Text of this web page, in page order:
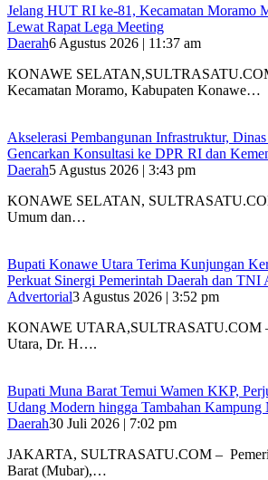
‎Jelang HUT RI ke-81, Kecamatan Moramo
Lewat Rapat Lega Meeting
Daerah6 Agustus 2026 | 11:37 am
KONAWE
Kecamatan Moramo, Kabupaten Konawe…
Akselerasi Pembangunan Infrastruktur,
Gencarkan Konsultasi ke DPR RI dan
Daerah5 Agustus 2026 | 3:43 pm
KONAWE SELATAN,
Umum dan…
Bupati Konawe Utara Terima Kunjungan
Perkuat Sinergi Pemerintah Daerah dan TNI
Advertorial3 Agustus 2026 | 3:52 pm
‎KONAWE UTARA,SULTRASATU.COM
Utara, Dr. H….
‎Bupati Muna Barat Temui Wamen KKP,
Udang Modern hingga Tambahan Kampung
Daerah30 Juli 2026 | 7:02 pm
‎JAKARTA, SULTRASATU.COM –
Barat (Mubar),…